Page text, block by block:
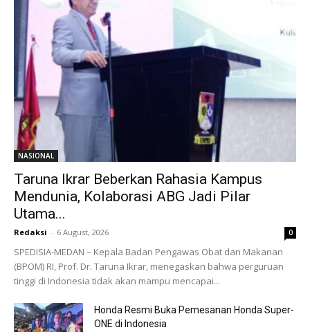
NASIONAL
Taruna Ikrar Beberkan Rahasia Kampus
Mendunia, Kolaborasi ABG Jadi Pilar
Utama...
Redaksi - 6 August, 2026 0
SPEDISIA-MEDAN – Kepala Badan Pengawas Obat dan Makanan
(BPOM) RI, Prof. Dr. Taruna Ikrar, menegaskan bahwa perguruan
tinggi di Indonesia tidak akan mampu mencapai...
Honda Resmi Buka Pemesanan Honda Super-
ONE di Indonesia